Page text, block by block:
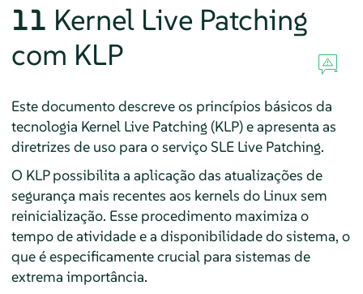
11 Kernel Live Patching
com KLP
Este documento descreve os princípios básicos da
tecnologia Kernel Live Patching (KLP) e apresenta as
diretrizes de uso para o serviço SLE Live Patching.
O KLP possibilita a aplicação das atualizações de
segurança mais recentes aos kernels do Linux sem
reinicialização. Esse procedimento maximiza o
tempo de atividade e a disponibilidade do sistema, o
que é especificamente crucial para sistemas de
extrema importância.